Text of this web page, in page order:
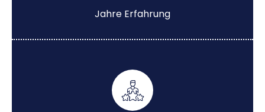
Jahre Erfahrung